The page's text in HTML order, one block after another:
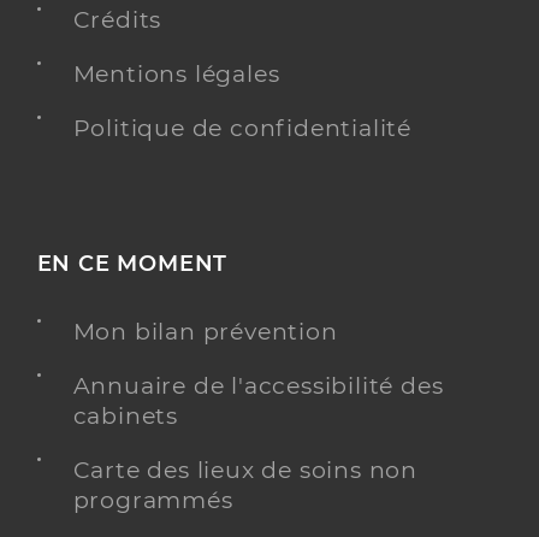
Crédits
Mentions légales
Politique de confidentialité
EN CE MOMENT
Mon bilan prévention
Annuaire de l'accessibilité des
cabinets
Carte des lieux de soins non
programmés